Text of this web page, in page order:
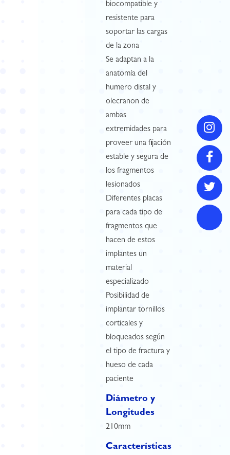
biocompatible y
resistente para
soportar las cargas
de la zona
Se adaptan a la
anatomía del
humero distal y
olecranon de
ambas
extremidades para
proveer una fijación
estable y segura de
los fragmentos
lesionados
Diferentes placas
para cada tipo de
fragmentos que
hacen de estos
implantes un
material
especializado
Posibilidad de
implantar tornillos
corticales y
bloqueados según
el tipo de fractura y
hueso de cada
paciente
Diámetro y
Longitudes
210mm
Características